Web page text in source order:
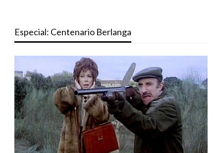
Especial: Centenario Berlanga